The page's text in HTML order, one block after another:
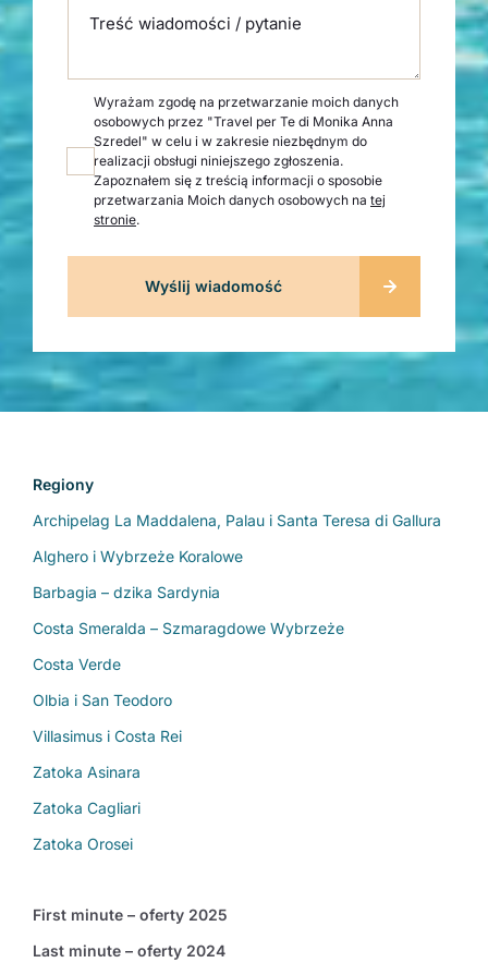
Treść wiadomości / pytanie
Wyrażam zgodę na przetwarzanie moich danych
osobowych przez "Travel per Te di Monika Anna
Szredel" w celu i w zakresie niezbędnym do
realizacji obsługi niniejszego zgłoszenia.
Zapoznałem się z treścią informacji o sposobie
przetwarzania Moich danych osobowych na tej
stronie.
Regiony
Archipelag La Maddalena, Palau i Santa Teresa di Gallura
Alghero i Wybrzeże Koralowe
Barbagia – dzika Sardynia
Costa Smeralda – Szmaragdowe Wybrzeże
Costa Verde
Olbia i San Teodoro
Villasimus i Costa Rei
Zatoka Asinara
Zatoka Cagliari
Zatoka Orosei
First minute – oferty 2025
Last minute – oferty 2024